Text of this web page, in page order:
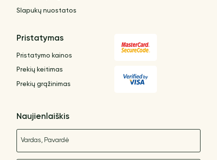
Slapukų nuostatos
Pristatymas
Pristatymo kainos
Prekių keitimas
Prekių grąžinimas
Naujienlaiškis